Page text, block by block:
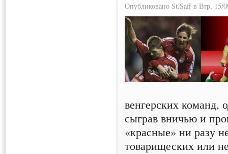
Опубликовано St.Saff в Втр, 15/
венгерских команд,
сыграв вничью и
«красные» ни разу
товарищеских или